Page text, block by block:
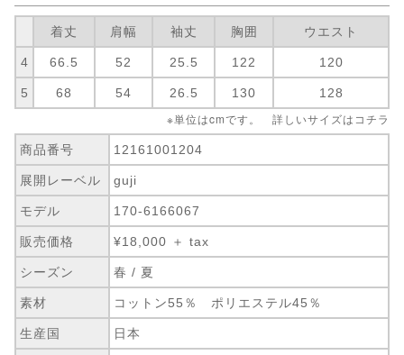
着丈 肩幅 袖丈 胸囲 ウエスト
4 66.5 52 25.5 122 120
5 68 54 26.5 130 128
※単位はcmです。 詳しいサイズは コチラ
商品番号 12161001204
展開レーベル guji
モデル 170-6166067
販売価格 ¥18,000 ＋ tax
シーズン 春 / 夏
素材 コットン55％ ポリエステル45％
生産国 日本